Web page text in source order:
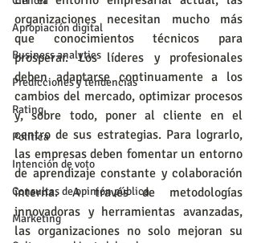
Apropiación digital
Business analytics
Predicciones y tendencias
Rating
Política
Intención de voto
Consultas de opinión pública
Marketing
organizaciones necesitan mucho más
que conocimientos técnicos para
prosperar. Los líderes y profesionales
deben adaptarse continuamente a los
cambios del mercado, optimizar procesos
y, sobre todo, poner al cliente en el
centro de sus estrategias. Para lograrlo,
las empresas deben fomentar un entorno
de aprendizaje constante y colaboración
interna. A través de metodologías
innovadoras y herramientas avanzadas,
las organizaciones no solo mejoran su